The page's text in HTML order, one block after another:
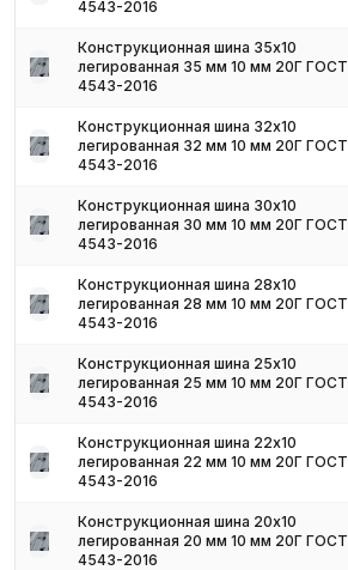
4543-2016
Конструкционная шина 35х10
легированная 35 мм 10 мм 20Г ГОСТ
4543-2016
Конструкционная шина 32х10
легированная 32 мм 10 мм 20Г ГОСТ
4543-2016
Конструкционная шина 30х10
легированная 30 мм 10 мм 20Г ГОСТ
4543-2016
Конструкционная шина 28х10
легированная 28 мм 10 мм 20Г ГОСТ
4543-2016
Конструкционная шина 25х10
легированная 25 мм 10 мм 20Г ГОСТ
4543-2016
Конструкционная шина 22х10
легированная 22 мм 10 мм 20Г ГОСТ
4543-2016
Конструкционная шина 20х10
легированная 20 мм 10 мм 20Г ГОСТ
4543-2016